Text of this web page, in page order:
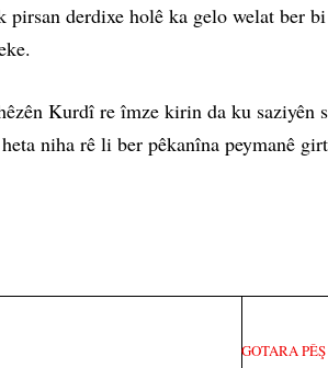
derdixe holê ka gelo welat ber
Kurdî re îmze kirin da ku
niha rê li ber pêkanîna peymanê
GOTARA PÊŞ